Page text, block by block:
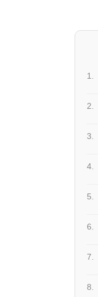
1.
2.
3.
4.
5.
6.
7.
8.